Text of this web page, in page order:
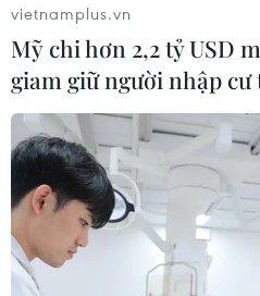
vietnamplus.vn
Mỹ chi hơn 2,2 tỷ USD
giam giữ người nhập